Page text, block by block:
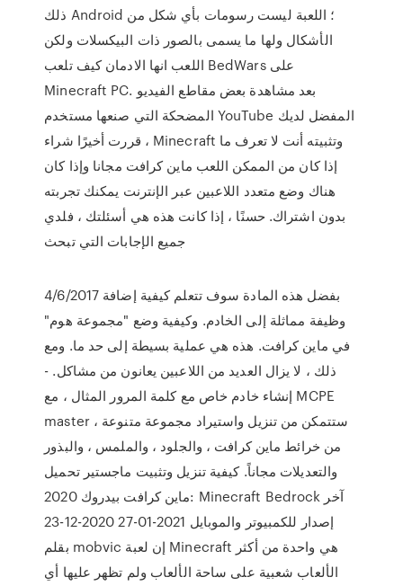
ذلك Android ؛ اللعبة ليست رسومات بأي شكل من
الأشكال ولها ما يسمى بالصور ذات البيكسلات ولكن
اللعب انها الادمان كيف تلعب BedWars على
Minecraft PC. بعد مشاهدة بعض مقاطع الفيديو
المضحكة التي صنعها مستخدم YouTube المفضل لديك
، قررت أخيرًا شراء Minecraft وتثبيته أنت لا تعرف ما
إذا كان من الممكن اللعب ماين كرافت مجانا وإذا كان
هناك وضع متعدد اللاعبين عبر الإنترنت يمكنك تجربته
بدون اشتراك. حسنًا ، إذا كانت هذه هي أسئلتك ، فلدي
جميع الإجابات التي تبحث
4/6/2017 بفضل هذه المادة سوف تتعلم كيفية إضافة
وظيفة مماثلة إلى الخادم. وكيفية وضع "مجموعة هوم"
في ماين كرافت. هذه هي عملية بسيطة إلى حد ما. ومع
ذلك ، لا يزال العديد من اللاعبين يعانون من مشاكل. -
إنشاء خادم خاص مع كلمة المرور المثال ، مع MCPE
master ، ستتمكن من تنزيل واستيراد مجموعة متنوعة
من خرائط ماين كرافت ، والجلود ، والملمس ، والبذور
والتعديلات مجاناً. كيفية تنزيل وتثبيت ماجستير تحميل
ماين كرافت بيدروك 2020: Minecraft Bedrock آخر
إصدار للكمبيوتر والموبايل 2021-01-27 2020-12-23
بقلم mobvic إن لعبة Minecraft هي واحدة من أكثر
الألعاب شعبية على ساحة الألعاب ولم تظهر عليها أي